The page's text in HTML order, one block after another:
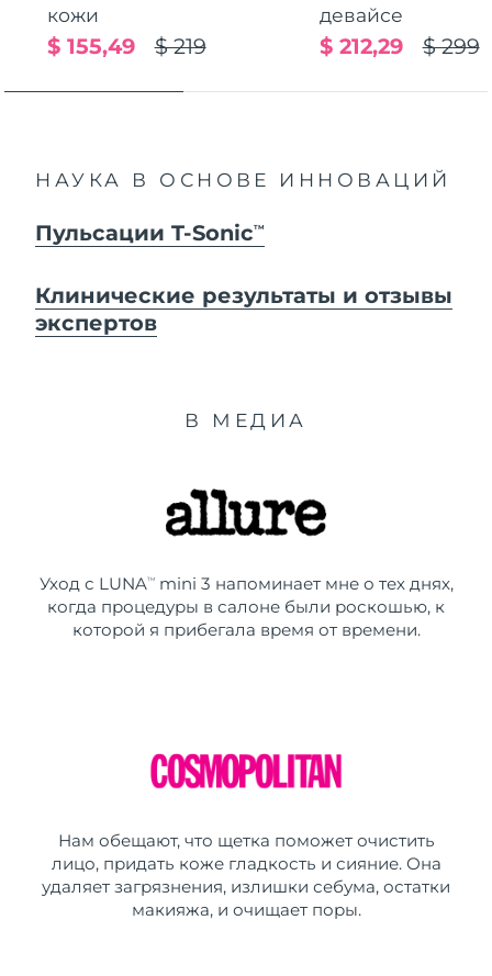
кожи
$ 219
$ 155,49
девайсе
$ 299
$ 212,29
НАУКА В ОСНОВЕ ИННОВАЦИЙ
Пульсации T-SonicTM
Клинические результаты и отзывы
экспертов
В МЕДИА
Уход с LUNATMmini 3 напоминает мне о тех днях,
когда процедуры в салоне были роскошью, к
которой я прибегала время от времени.
Нам обещают, что щетка поможет очистить
лицо, придать коже гладкость и сияние. Она
удаляет загрязнения, излишки себума, остатки
макияжа, и очищает поры.